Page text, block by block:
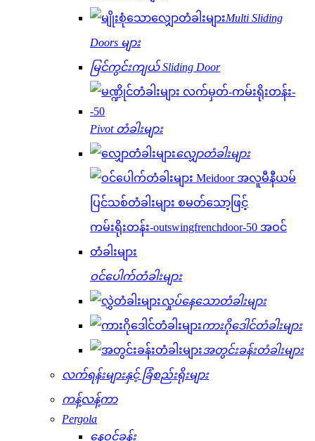
Multi Sliding
Doors များ
မြင်ကွင်းကျယ် Sliding Door
Pivot တံခါးများ
လျှောတံခါးများ
ဝင်ပေါက်တံခါးများ
လှုပ်နေသောတံခါးများ
ကားဂိုဒေါင်တံခါးများ
အတွင်းခန်းတံခါးများ
လက်ရန်းများနှင့် ခြံစည်းရိုးများ
ကန့်လန့်ကာ
Pergola
နေဝင်ခန်း